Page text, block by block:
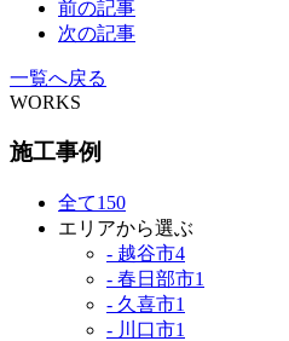
前の記事
次の記事
一覧へ戻る
WORKS
施工事例
全て150
エリアから選ぶ
- 越谷市4
- 春日部市1
- 久喜市1
- 川口市1